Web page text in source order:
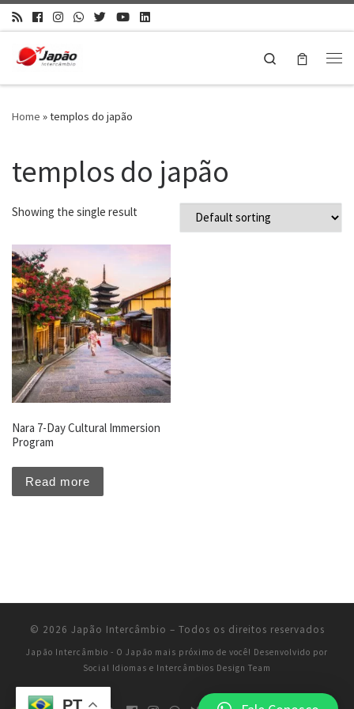
Search
Home »templos do japão
templos do japão
Showing the single result
Nara 7-Day Cultural Immersion
Program
Read more
© 2026 Japão Intercâmbio – Todos os direitos reservados
Japão Intercâmbio - O Japão mais próximo de você! Desenvolvido por
Social Idiomas e Intercâmbios Design Team
PT